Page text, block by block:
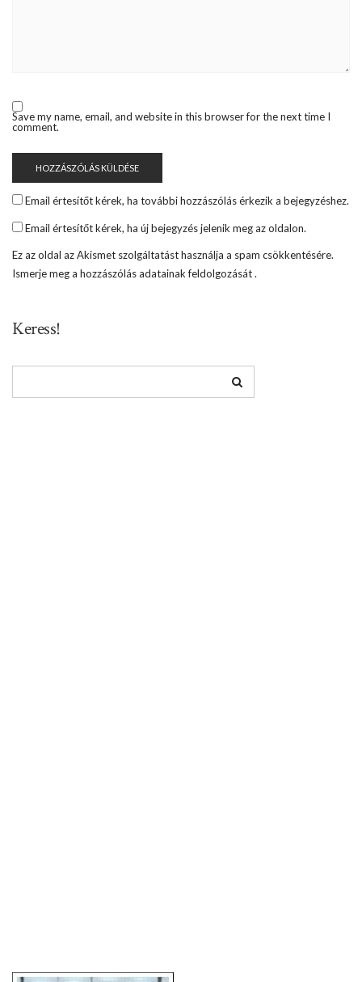
Save my name, email, and website in this browser for the next time I
comment.
Email értesítőt kérek, ha további hozzászólás érkezik a bejegyzéshez.
Email értesítőt kérek, ha új bejegyzés jelenik meg az oldalon.
Ez az oldal az Akismet szolgáltatást használja a spam csökkentésére.
Ismerje meg a hozzászólás adatainak feldolgozását.
Keress!